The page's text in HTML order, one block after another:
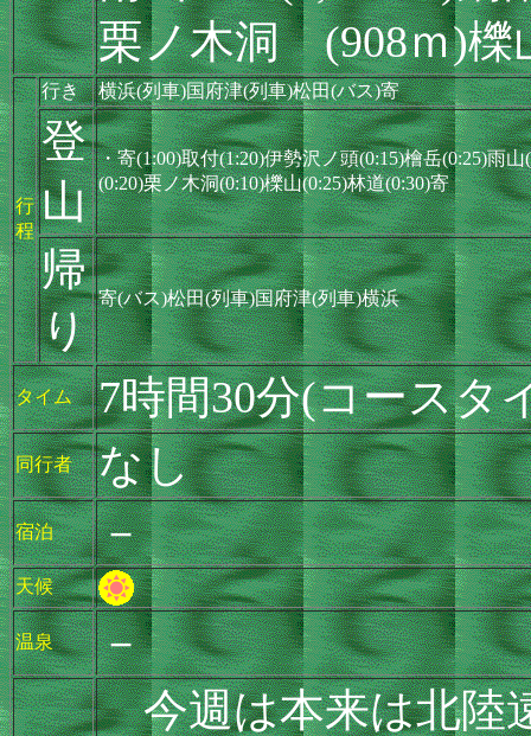
栗ノ木洞 (908ｍ
行
程
行き 横浜(列車)国府津(列車)松田(バス)寄
登
山
・寄(1:00)取付(1:20)伊勢沢ノ頭(0:15)檜岳(0:25)雨
(0:20)栗ノ木洞(0:10)櫟山(0:25)林道(0:30)寄
帰
り
寄(バス)松田(列車)国府津(列車)横浜
タイム 7時間30分(コースタ
同行者 なし
宿泊 －
天候
温泉 －
今週は本来は北陸